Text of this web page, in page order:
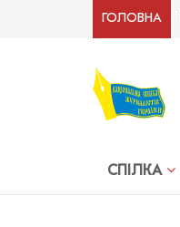
ГОЛОВНА
СПІЛКА